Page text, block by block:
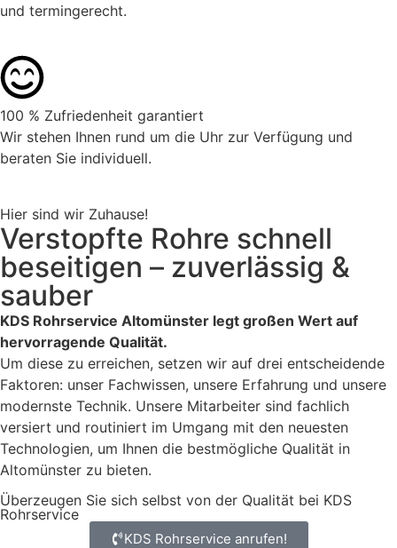
und termingerecht.
100 % Zufriedenheit garantiert
Wir stehen Ihnen rund um die Uhr zur Verfügung und
beraten Sie individuell.
Hier sind wir Zuhause!
Verstopfte Rohre schnell
beseitigen – zuverlässig &
sauber
KDS Rohrservice Altomünster legt großen Wert auf
hervorragende Qualität.
Um diese zu erreichen, setzen wir auf drei entscheidende
Faktoren: unser Fachwissen, unsere Erfahrung und unsere
modernste Technik. Unsere Mitarbeiter sind fachlich
versiert und routiniert im Umgang mit den neuesten
Technologien, um Ihnen die bestmögliche Qualität in
Altomünster zu bieten.
Überzeugen Sie sich selbst von der Qualität bei KDS
Rohrservice
KDS Rohrservice anrufen!